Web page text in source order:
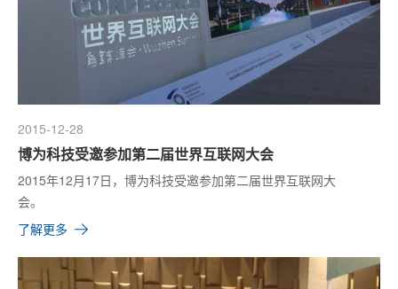
2015-12-28
博为科技受邀参加第二届世界互联网大会
2015年12月17日，博为科技受邀参加第二届世界互联网大
会。
了解更多